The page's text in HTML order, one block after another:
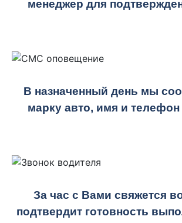
менеджер для
В назначенный день мы
марку авто, имя и телефон
За час с Вами свяжется
подтвердит готовность